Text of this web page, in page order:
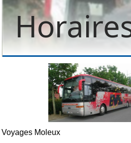
Voyages Moleux